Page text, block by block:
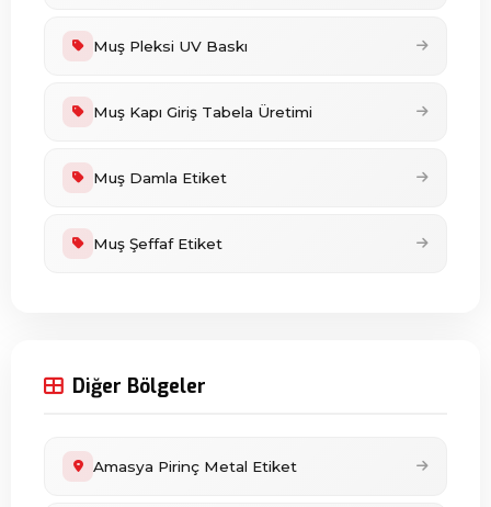
Muş Pleksi UV Baskı
Muş Kapı Giriş Tabela Üretimi
Muş Damla Etiket
Muş Şeffaf Etiket
Diğer Bölgeler
Amasya Pirinç Metal Etiket